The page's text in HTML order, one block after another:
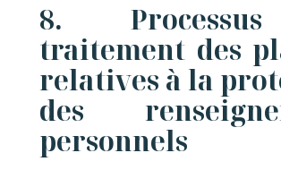
8.
traitement des
relatives à la
des
personnels